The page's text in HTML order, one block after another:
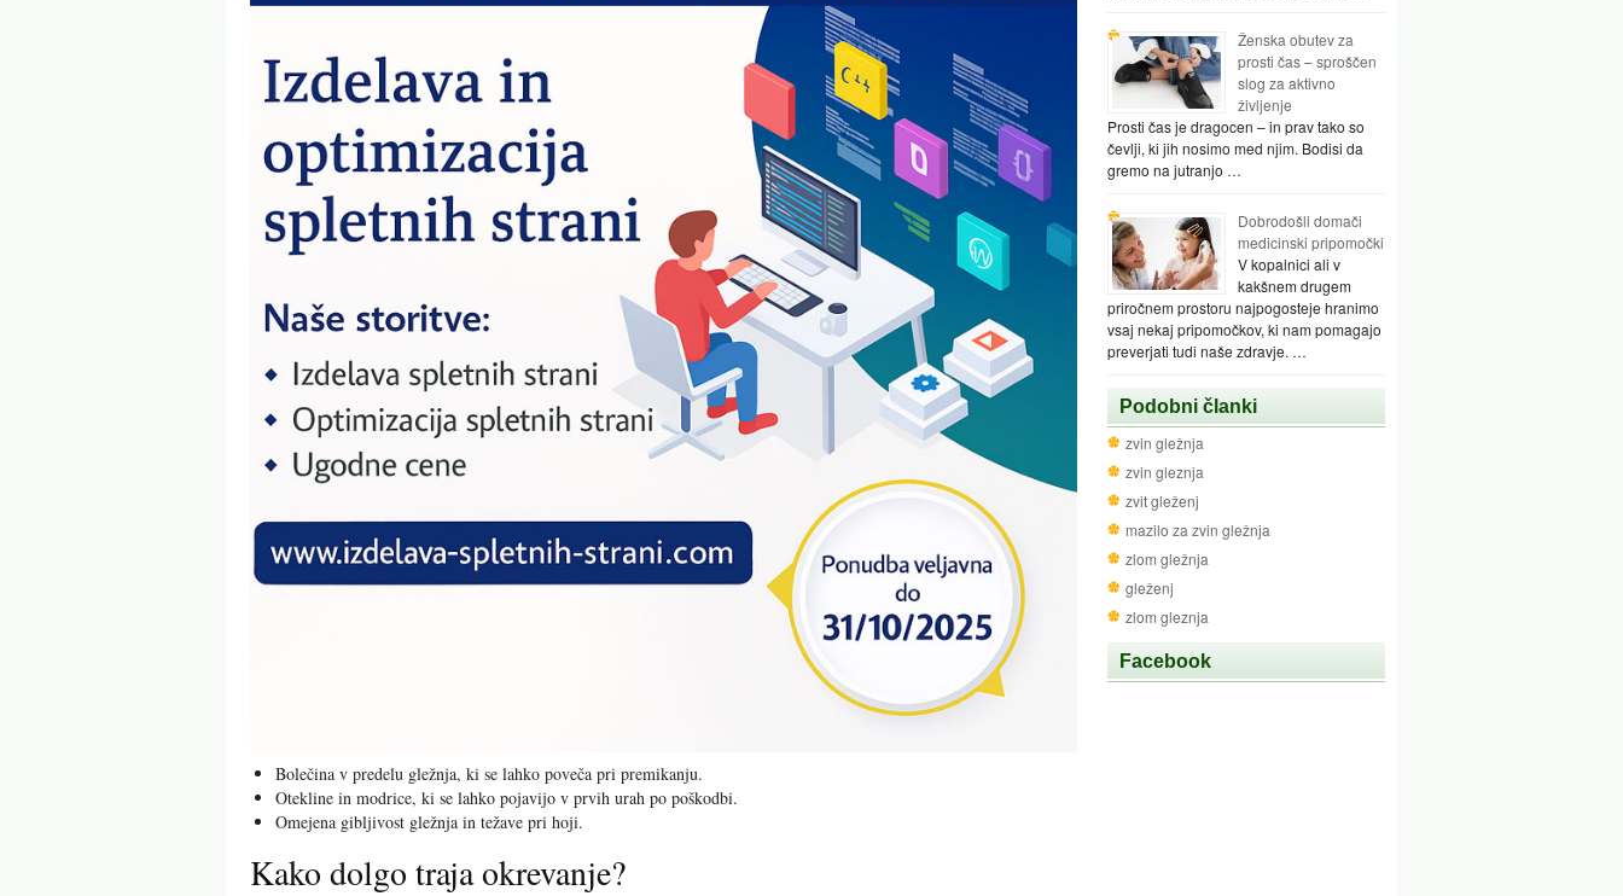
Bolečina v predelu gležnja, ki se lahko poveča pri premikanju.
Otekline in modrice, ki se lahko pojavijo v prvih urah po poškodbi.
Omejena gibljivost gležnja in težave pri hoji.
Kako dolgo traja okrevanje?
Ženska obutev za
prosti čas – sproščen
slog za aktivno
življenje
Prosti čas je dragocen – in prav tako so
čevlji, ki jih nosimo med njim. Bodisi da
gremo na jutranjo …
Dobrodošli domači
medicinski pripomočki
V kopalnici ali v
kakšnem drugem
priročnem prostoru najpogosteje hranimo
vsaj nekaj pripomočkov, ki nam pomagajo
preverjati tudi naše zdravje. …
Podobni članki
zvin gležnja
zvin gleznja
zvit gleženj
mazilo za zvin gležnja
zlom gležnja
gleženj
zlom gleznja
Facebook